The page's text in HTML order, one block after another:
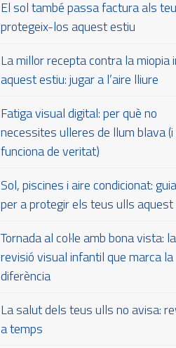
El sol també passa factura als
protegeix-los aquest estiu
La millor recepta contra la miopia
aquest estiu: jugar a l’aire lliure
Fatiga visual digital: per què no
necessites ulleres de llum blava (i
funciona de veritat)
Sol, piscines i aire condicionat:
per a protegir els teus ulls
Tornada al col·le amb bona vista: la
revisió visual infantil que marca la
diferència
La salut dels teus ulls no avisa:
a temps